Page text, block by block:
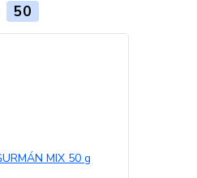
50